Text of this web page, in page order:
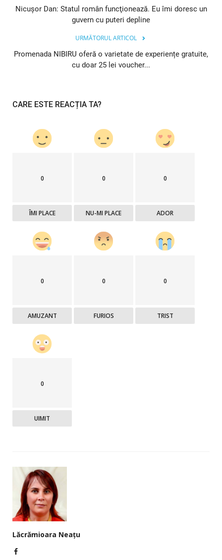
Nicuşor Dan: Statul român funcţionează. Eu îmi doresc un
guvern cu puteri depline
URMĂTORUL ARTICOL
Promenada NIBIRU oferă o varietate de experiențe gratuite,
cu doar 25 lei voucher...
CARE ESTE REACȚIA TA?
0
ÎMI PLACE
0
NU-MI PLACE
0
ADOR
0
AMUZANT
0
FURIOS
0
TRIST
0
UIMIT
Lăcrămioara Neațu